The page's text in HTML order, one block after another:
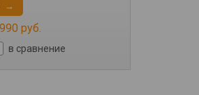
→
руб.
в сравнение